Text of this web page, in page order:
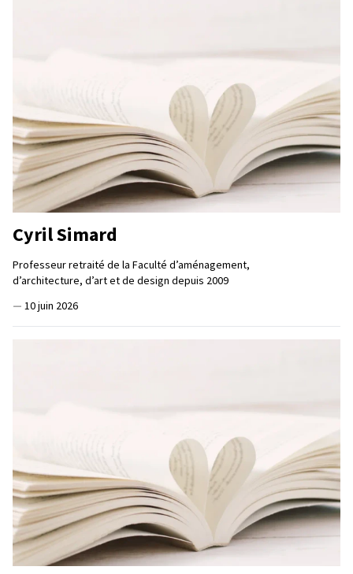
Cyril Simard
Professeur retraité de la Faculté d’aménagement,
d’architecture, d’art et de design depuis 2009
— 10 juin 2026